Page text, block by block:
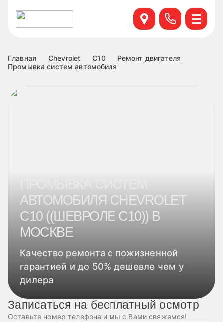
Севастопольский пр. 95 б, к.6
+7 499 495-45-76
+7 499 460-63-34
+7 499 460-69-76
Главная Chevrolet C10
Ремонт двигателя
Промывка систем автомобиля
АВТОМОБИЛЯ CHEVROLET
C10 ((ШЕВРОЛЕ С10)) В
МОСКВЕ
Качество ремонта с пожизненной
гарантией и до 50% дешевле чем у
дилера
Записаться на бесплатный осмотр
Оставьте номер телефона и мы с Вами свяжемся!